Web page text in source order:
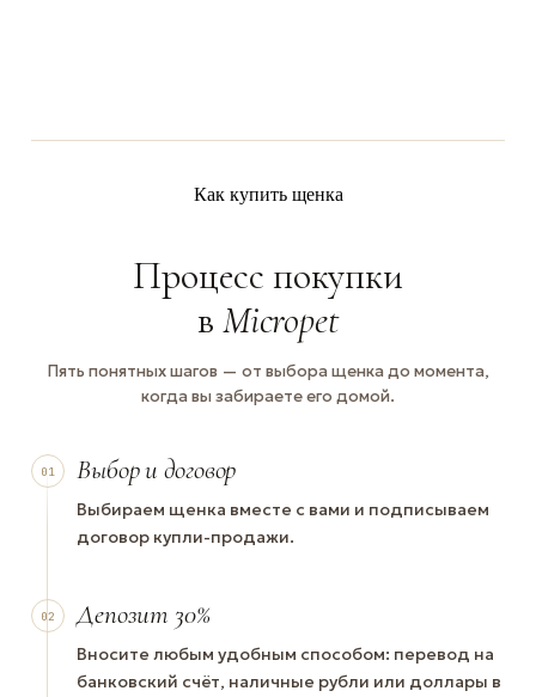
Как купить щенка
Процесс покупки
в Micropet
Пять понятных шагов — от выбора щенка до момента,
когда вы забираете его домой.
01 Выбор и договор
Выбираем щенка вместе с вами и подписываем
договор купли-продажи.
02 Депозит 30%
Вносите любым удобным способом: перевод на
банковский счёт, наличные рубли или доллары в